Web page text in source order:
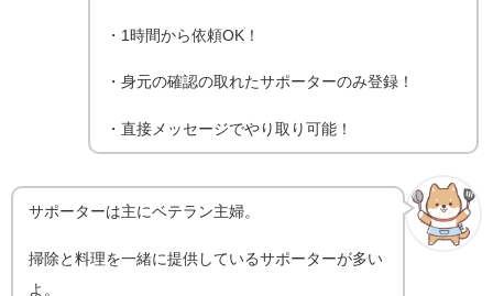
・1時間から依頼OK！
・身元の確認の取れたサポーターのみ登録！
・直接メッセージでやり取り可能！
サポーターは主にベテラン主婦。
掃除と料理を一緒に提供しているサポーターが多い
よ。